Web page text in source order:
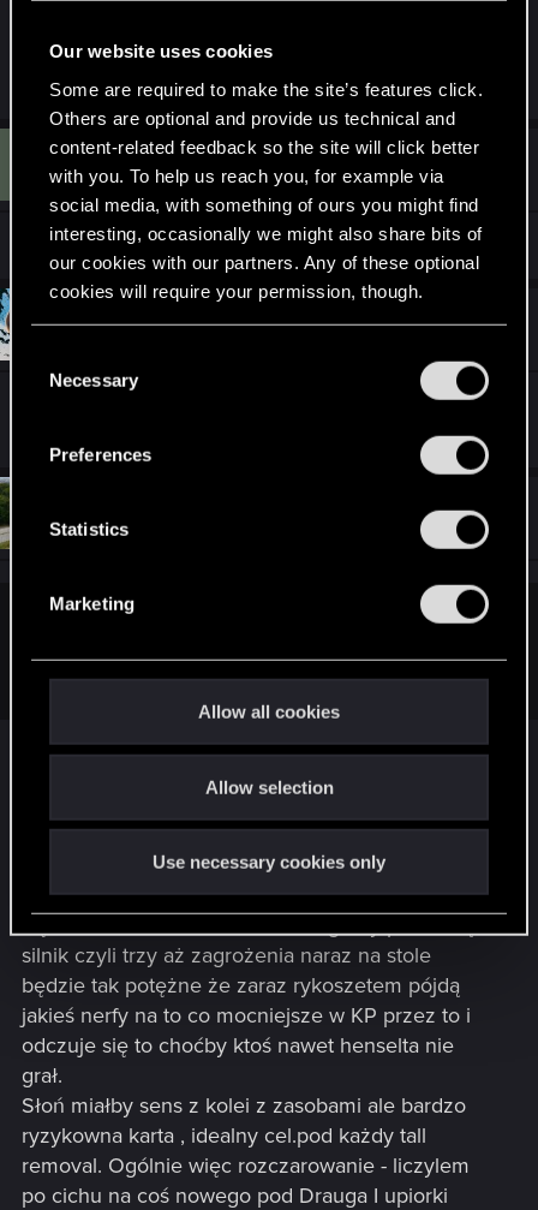
Our website uses cookies
Some are required to make the site’s features click.
Others are optional and provide us technical and
content-related feedback so the site will click better
with you. To help us reach you, for example via
social media, with something of ours you might find
interesting, occasionally we might also share bits of
our cookies with our partners. Any of these optional
cookies will require your permission, though.
and tweak your preferences regarding them in the
Necessary
Preferences
Statistics
Marketing
Allow all cookies
Allow selection
Use necessary cookies only
być raczej napisane "unit with Crew".
ThorR_RPG Forum regular
Dec 5, 2021
ewenement5gfm Senior user
?
ADDAandNR4ever
Dec 5, 2021
Hm... szkoda ze poza zemstą raffarda i słoniem
warto aż 13 prowizji dać- a znowu skoro zemsta to
tylko z zapałem i w koło Macieju wzmacniana
jedną i ta sama ograna umiejka. Co więcej wydaje
silnik czyli trzy aż zagrożenia naraz na stole
będzie tak potężne że zaraz rykoszetem pójdą
jakieś nerfy na to co mocniejsze w KP przez to i
odczuje się to choćby ktoś nawet henselta nie
grał.
Słoń miałby sens z kolei z zasobami ale bardzo
ryzykowna karta , idealny cel.pod każdy tall
removal. Ogólnie więc rozczarowanie - liczylem
po cichu na coś nowego pod Drauga I upiorki